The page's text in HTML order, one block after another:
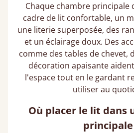
Chaque chambre principale
cadre de lit confortable, un
une literie superposée, des
et un éclairage doux. Des
comme des tables de chevet,
décoration apaisante
l'espace tout en le gardant
utiliser au
Où placer le lit dans
principale